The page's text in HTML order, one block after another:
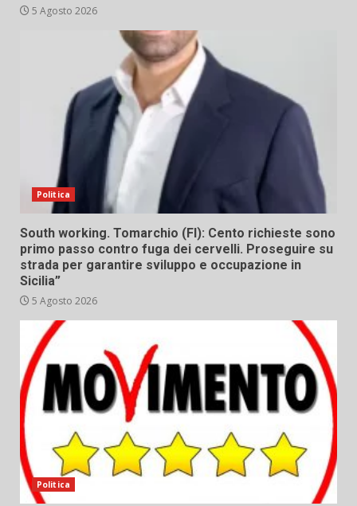
5 Agosto 2026
Politica
South working. Tomarchio (FI): Cento richieste sono
primo passo contro fuga dei cervelli. Proseguire su
strada per garantire sviluppo e occupazione in
Sicilia”
5 Agosto 2026
Politica